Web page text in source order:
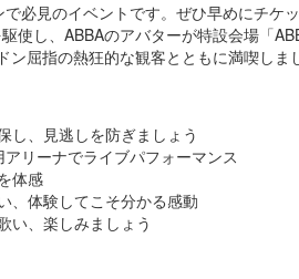
必見のイベントです。ぜひ早めにチケ
使し、ABBAのアバターが特設会場「
ン屈指の熱狂的な観客とともに満喫し
し、見逃しを防ぎましょう
リーナでライブパフォーマンス
体感
、体験してこそ分かる感動
い、楽しみましょう